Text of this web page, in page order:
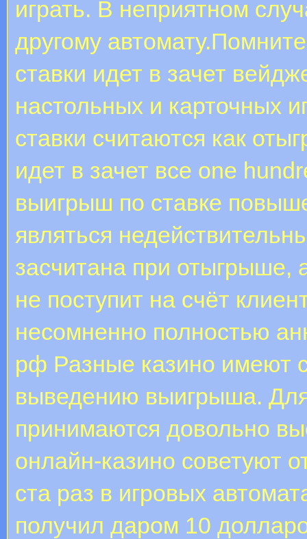
играть. В неприятном
другому
ставки идет в зачет
настольных и карточных
ставки считаются как
идет в зачет все one
выигрыш по ставке
являться
засчитана при отыгрыше,
не поступит на счёт
несомненно полностью
рф Разные казино имеют
выведению выигрыша.
принимаются довольно
онлайн-казино советуют
ста раз в игровых
получил даром 10